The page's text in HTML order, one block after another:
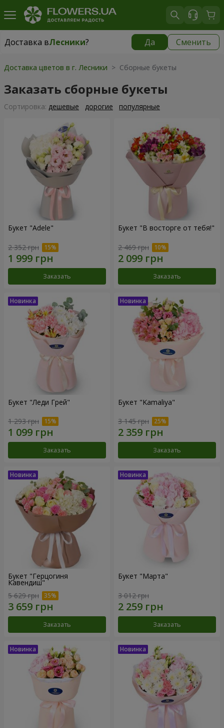
Доставка вЛесники? Да Сменить
Доставка вЛесники|
Доставка цветов в г. Лесники > Сборные букеты
Заказать сборные букеты
Cортировка: дешевые дорогие популярные
Букет "Adele"
2 352 грн
Заказать
Букет "В восторге от тебя!"
2 469 грн
Заказать
Букет "Леди Грей"
1 293 грн
Заказать
Букет "Kamaliya"
3 145 грн
Заказать
Букет "Герцогиня
Кавендиш"
5 629 грн
Заказать
Букет "Марта"
3 012 грн
Заказать